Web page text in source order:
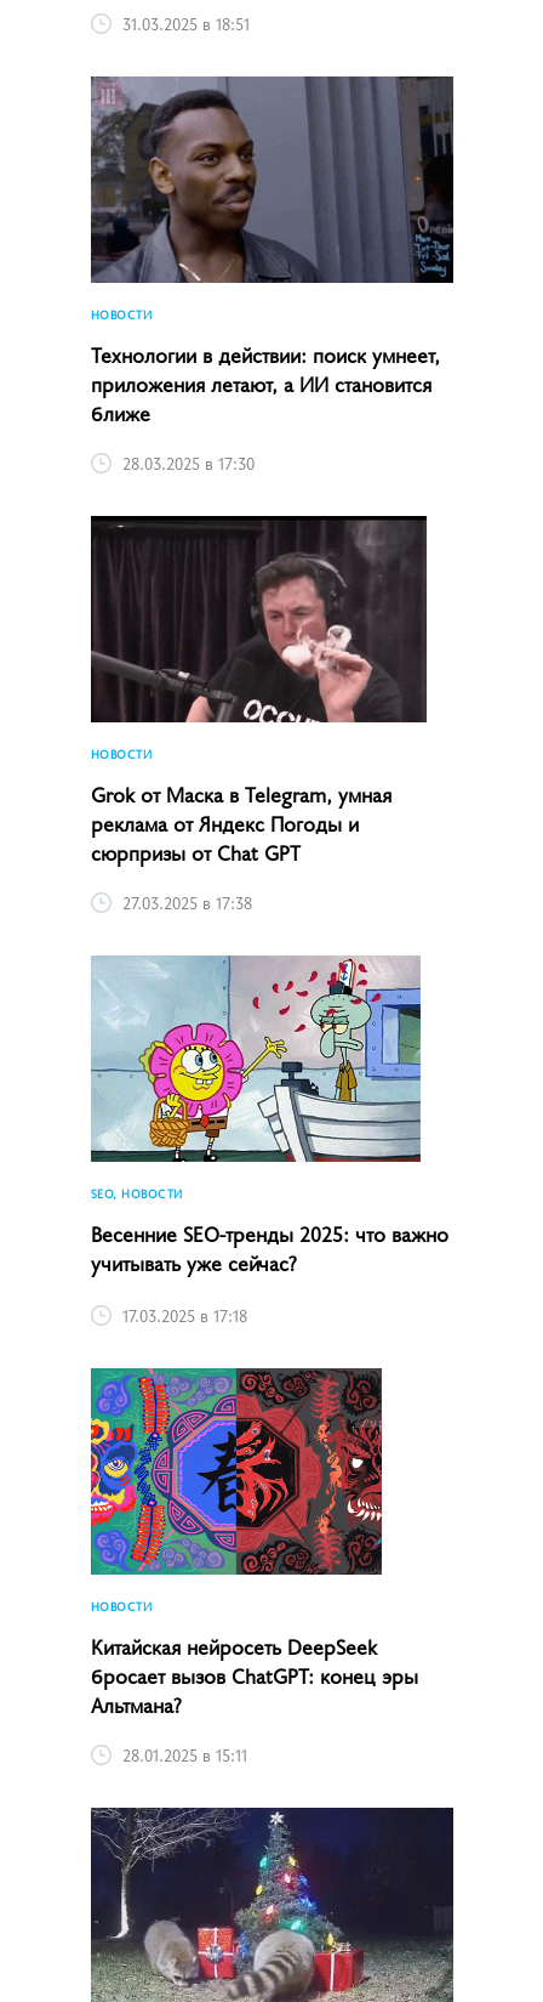
31.03.2025 в 18:51
НОВОСТИ
Технологии в действии: поиск умнеет,
приложения летают, а ИИ становится
ближе
28.03.2025 в 17:30
НОВОСТИ
Grok от Маска в Telegram, умная
реклама от Яндекс Погоды и
сюрпризы от Chat GPT
27.03.2025 в 17:38
SEO, НОВОСТИ
Весенние SEO-тренды 2025: что важно
учитывать уже сейчас?
17.03.2025 в 17:18
НОВОСТИ
Китайская нейросеть DeepSeek
бросает вызов ChatGPT: конец эры
Альтмана?
28.01.2025 в 15:11